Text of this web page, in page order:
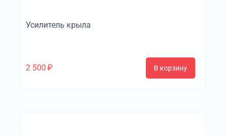
Усилитель крыла
2 500 ₽ В корзину